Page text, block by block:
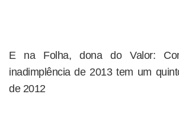
E na Folha, dona do Valor:
inadimplência de 2013 tem um
de 2012